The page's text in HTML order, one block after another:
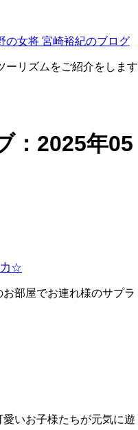
女将 宮崎裕紀のブログ
ーリズムをご紹介をします
：2025年05
力☆
部屋でお連れ様のサプラ
いお子様たちが元気に遊